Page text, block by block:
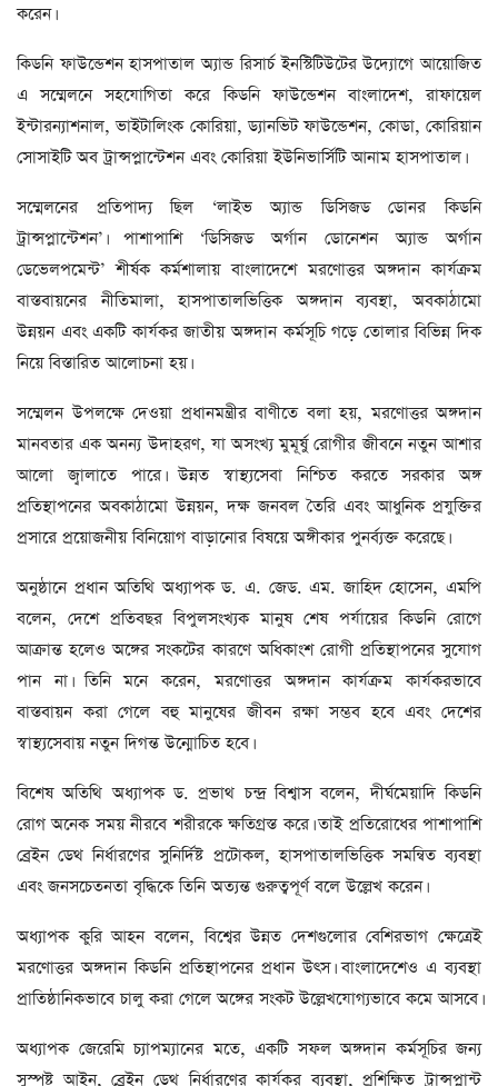
করেন।
কিডনি ফাউন্ডেশন হাসপাতাল অ্যান্ড রিসার্চ ইনস্টিটিউটের উদ্যোগে আয়োজিত
এ সম্মেলনে সহযোগিতা করে কিডনি ফাউন্ডেশন বাংলাদেশ, রাফায়েল
ইন্টারন্যাশনাল, ভাইটালিংক কোরিয়া, ড্যানভিট ফাউন্ডেশন, কোডা, কোরিয়ান
সোসাইটি অব ট্রান্সপ্লান্টেশন এবং কোরিয়া ইউনিভার্সিটি আনাম হাসপাতাল।
সম্মেলনের প্রতিপাদ্য ছিল ‘লাইভ অ্যান্ড ডিসিজড ডোনর কিডনি
ট্রান্সপ্লান্টেশন’। পাশাপাশি ‘ডিসিজড অর্গান ডোনেশন অ্যান্ড অর্গান
ডেভেলপমেন্ট’ শীর্ষক কর্মশালায় বাংলাদেশে মরণোত্তর অঙ্গদান কার্যক্রম
বাস্তবায়নের নীতিমালা, হাসপাতালভিত্তিক অঙ্গদান ব্যবস্থা, অবকাঠামো
উন্নয়ন এবং একটি কার্যকর জাতীয় অঙ্গদান কর্মসূচি গড়ে তোলার বিভিন্ন দিক
নিয়ে বিস্তারিত আলোচনা হয়।
সম্মেলন উপলক্ষে দেওয়া প্রধানমন্ত্রীর বাণীতে বলা হয়, মরণোত্তর অঙ্গদান
মানবতার এক অনন্য উদাহরণ, যা অসংখ্য মুমূর্ষু রোগীর জীবনে নতুন আশার
আলো জ্বালাতে পারে। উন্নত স্বাস্থ্যসেবা নিশ্চিত করতে সরকার অঙ্গ
প্রতিস্থাপনের অবকাঠামো উন্নয়ন, দক্ষ জনবল তৈরি এবং আধুনিক প্রযুক্তির
প্রসারে প্রয়োজনীয় বিনিয়োগ বাড়ানোর বিষয়ে অঙ্গীকার পুনর্ব্যক্ত করেছে।
অনুষ্ঠানে প্রধান অতিথি অধ্যাপক ড. এ. জেড. এম. জাহিদ হোসেন, এমপি
বলেন, দেশে প্রতিবছর বিপুলসংখ্যক মানুষ শেষ পর্যায়ের কিডনি রোগে
আক্রান্ত হলেও অঙ্গের সংকটের কারণে অধিকাংশ রোগী প্রতিস্থাপনের সুযোগ
পান না। তিনি মনে করেন, মরণোত্তর অঙ্গদান কার্যক্রম কার্যকরভাবে
বাস্তবায়ন করা গেলে বহু মানুষের জীবন রক্ষা সম্ভব হবে এবং দেশের
স্বাস্থ্যসেবায় নতুন দিগন্ত উন্মোচিত হবে।
বিশেষ অতিথি অধ্যাপক ড. প্রভাথ চন্দ্র বিশ্বাস বলেন, দীর্ঘমেয়াদি কিডনি
রোগ অনেক সময় নীরবে শরীরকে ক্ষতিগ্রস্ত করে। তাই প্রতিরোধের পাশাপাশি
ব্রেইন ডেথ নির্ধারণের সুনির্দিষ্ট প্রটোকল, হাসপাতালভিত্তিক সমন্বিত ব্যবস্থা
এবং জনসচেতনতা বৃদ্ধিকে তিনি অত্যন্ত গুরুত্বপূর্ণ বলে উল্লেখ করেন।
অধ্যাপক কুরি আহন বলেন, বিশ্বের উন্নত দেশগুলোর বেশিরভাগ ক্ষেত্রেই
মরণোত্তর অঙ্গদান কিডনি প্রতিস্থাপনের প্রধান উৎস। বাংলাদেশেও এ ব্যবস্থা
প্রাতিষ্ঠানিকভাবে চালু করা গেলে অঙ্গের সংকট উল্লেখযোগ্যভাবে কমে আসবে।
অধ্যাপক জেরেমি চ্যাপম্যানের মতে, একটি সফল অঙ্গদান কর্মসূচির জন্য
সুস্পষ্ট আইন, ব্রেইন ডেথ নির্ধারণের কার্যকর ব্যবস্থা, প্রশিক্ষিত ট্রান্সপ্লান্ট